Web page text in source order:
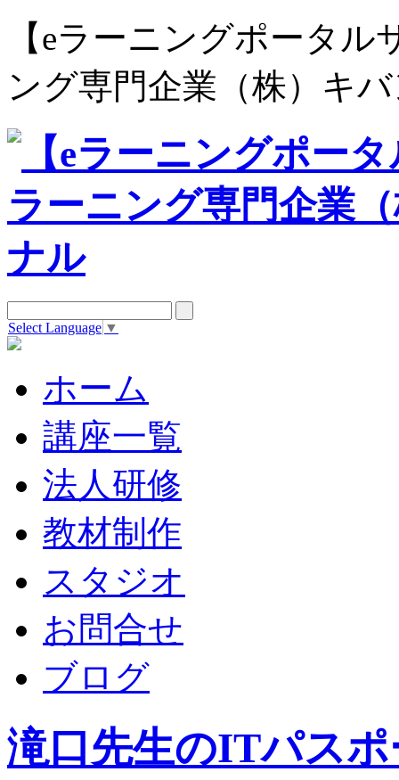
【eラーニングポータル
ング専門企業（株）キ
Select Language ▼
ホーム
講座一覧
法人研修
教材制作
スタジオ
お問合せ
ブログ
滝口先生のITパス